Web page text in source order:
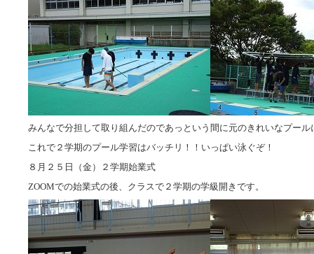
みんなで分担して取り組んだのであっという間に元のきれいなプール
これで２学期のプール学習はバッチリ！！いっぱい泳ぐぞ！
８月２５日（金）２学期始業式
ZOOMでの始業式の後、クラスで２学期の学級開きです。